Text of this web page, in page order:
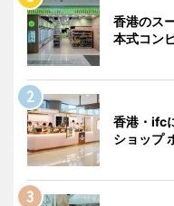
香港のス
本式コン
香港・ifc
ショップ